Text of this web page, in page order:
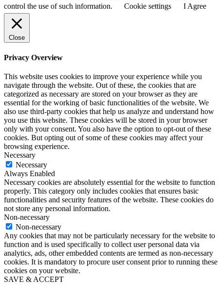
control the use of such information.
Cookie settings I Agree
Close
Privacy Overview
This website uses cookies to improve your experience while you
navigate through the website. Out of these, the cookies that are
categorized as necessary are stored on your browser as they are
essential for the working of basic functionalities of the website. We
also use third-party cookies that help us analyze and understand how
you use this website. These cookies will be stored in your browser
only with your consent. You also have the option to opt-out of these
cookies. But opting out of some of these cookies may affect your
browsing experience.
Necessary
Necessary
Always Enabled
Necessary cookies are absolutely essential for the website to function
properly. This category only includes cookies that ensures basic
functionalities and security features of the website. These cookies do
not store any personal information.
Non-necessary
Non-necessary
Any cookies that may not be particularly necessary for the website to
function and is used specifically to collect user personal data via
analytics, ads, other embedded contents are termed as non-necessary
cookies. It is mandatory to procure user consent prior to running these
cookies on your website.
SAVE & ACCEPT